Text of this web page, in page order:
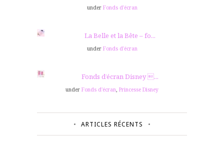
under Fonds d'écran
La Belle et la Bête – fo...
under Fonds d'écran
Fonds d’écran Disney ...
under Fonds d'écran, Princesse Disney
ARTICLES RÉCENTS